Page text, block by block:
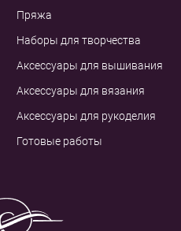
Пряжа
Наборы для творчества
Аксессуары для вышивания
Аксессуары для вязания
Аксессуары для рукоделия
Готовые работы